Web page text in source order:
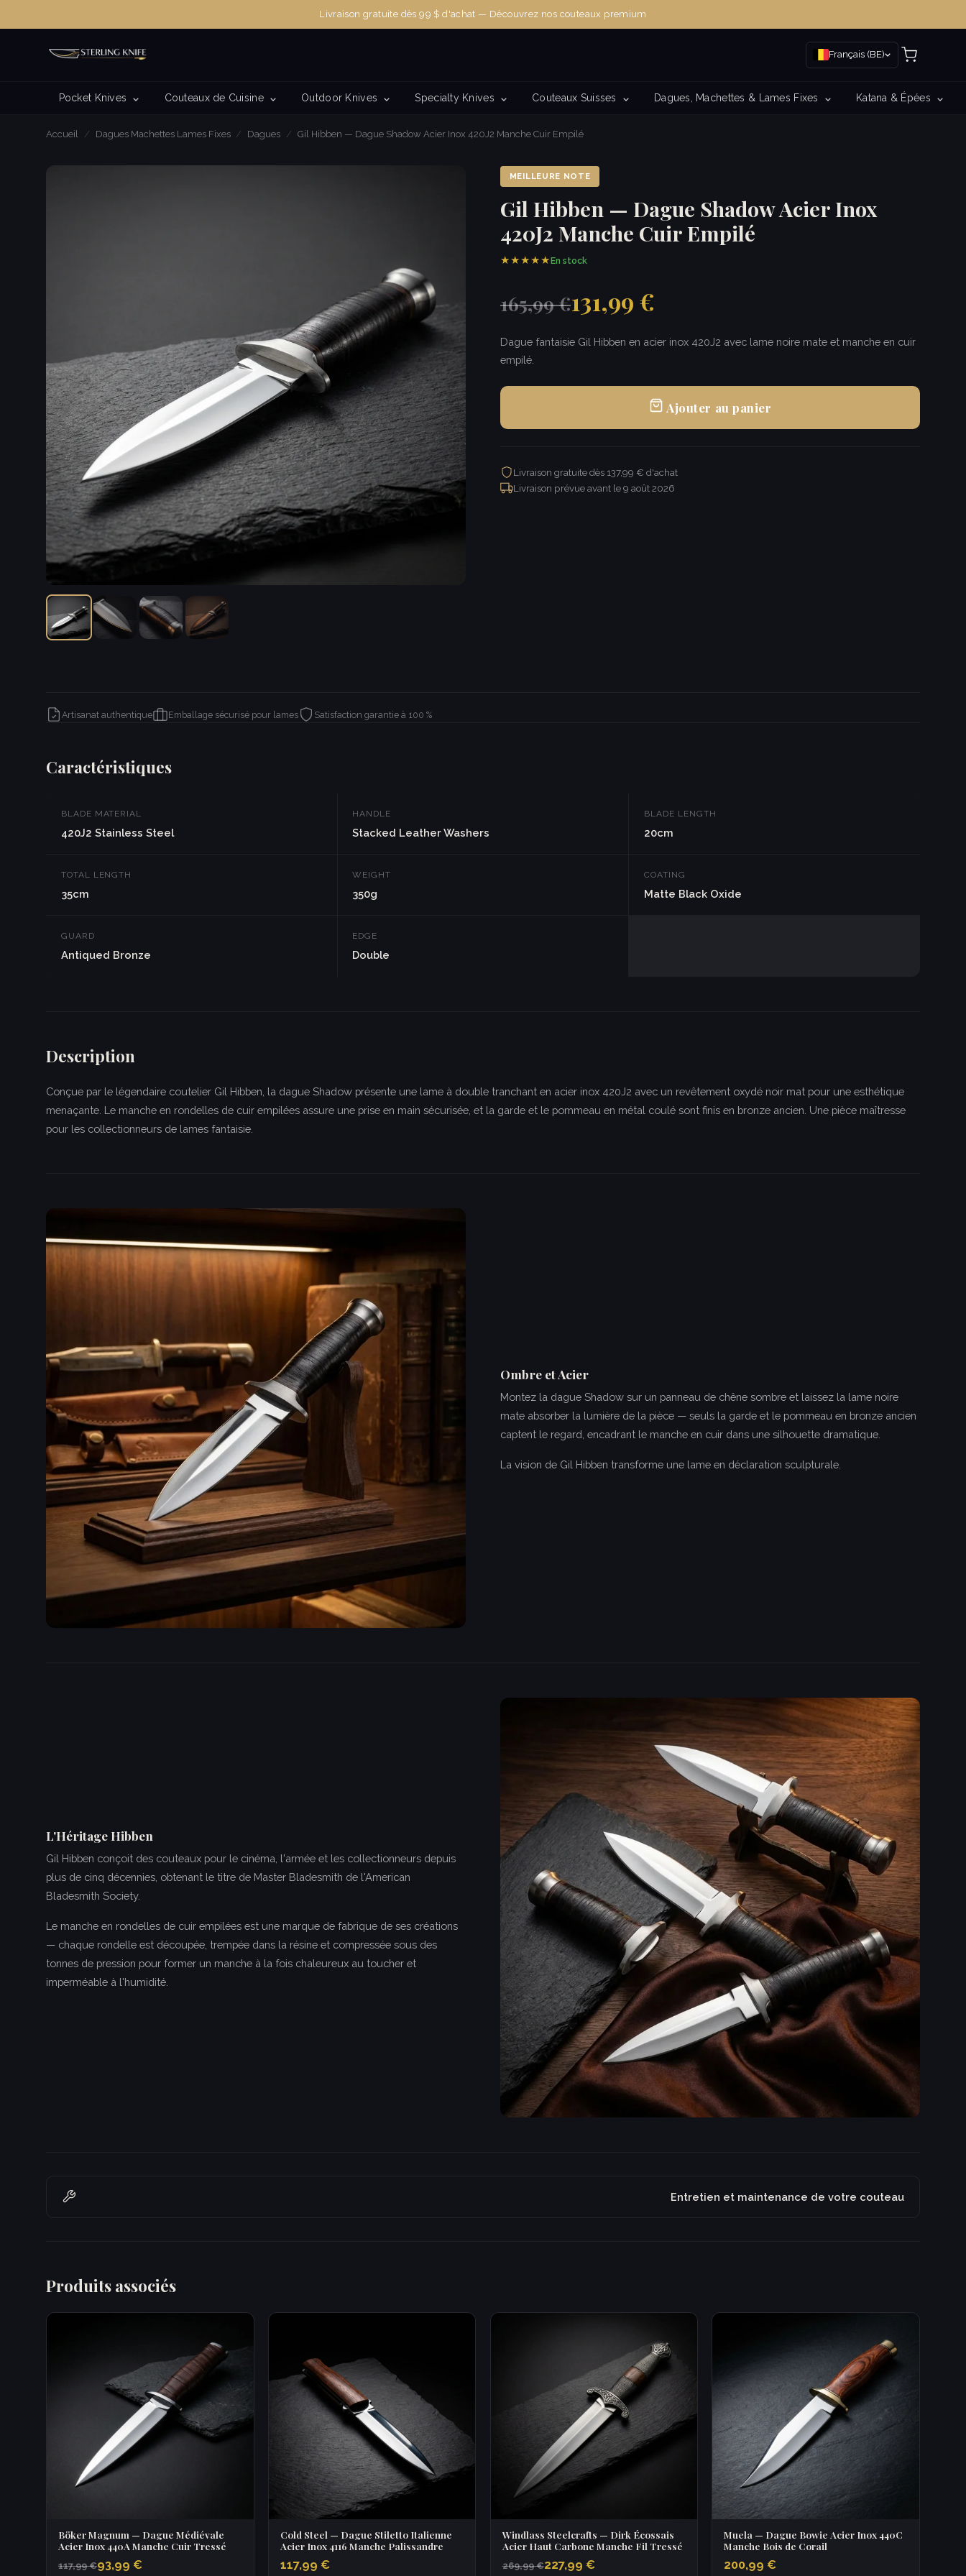
Livraison gratuite dès 99 $ d'achat — Découvrez nos couteaux premium
Français (BE)
Pocket Knives Couteaux de Cuisine Outdoor Knives Specialty Knives Couteaux Suisses Dagues, Machettes & Lames Fixes Katana & Épées
Accueil / Dagues Machettes Lames Fixes / Dagues / Gil Hibben — Dague Shadow Acier Inox 420J2 Manche Cuir Empilé
MEILLEURE NOTE
Gil Hibben — Dague Shadow Acier Inox
420J2 Manche Cuir Empilé
★★★★★En stock
165,99 €131,99 €
Dague fantaisie Gil Hibben en acier inox 420J2 avec lame noire mate et manche en cuir
empilé.
Ajouter au panier
Livraison gratuite dès 137,99 € d'achat
Livraison prévue avant le9 août 2026
Artisanat authentique Emballage sécurisé pour lames Satisfaction garantie à 100 %
Caractéristiques
BLADE MATERIAL
420J2 Stainless Steel
HANDLE
Stacked Leather Washers
BLADE LENGTH
20cm
TOTAL LENGTH
35cm
WEIGHT
350g
COATING
Matte Black Oxide
GUARD
Antiqued Bronze
EDGE
Double
Description
Conçue par le légendaire coutelier Gil Hibben, la dague Shadow présente une lame à double tranchant en acier inox 420J2 avec un revêtement oxydé noir mat pour une esthétique
menaçante. Le manche en rondelles de cuir empilées assure une prise en main sécurisée, et la garde et le pommeau en métal coulé sont finis en bronze ancien. Une pièce maîtresse
pour les collectionneurs de lames fantaisie.
Ombre et Acier
Montez la dague Shadow sur un panneau de chêne sombre et laissez la lame noire
mate absorber la lumière de la pièce — seuls la garde et le pommeau en bronze ancien
captent le regard, encadrant le manche en cuir dans une silhouette dramatique.
La vision de Gil Hibben transforme une lame en déclaration sculpturale.
L'Héritage Hibben
Gil Hibben conçoit des couteaux pour le cinéma, l'armée et les collectionneurs depuis
plus de cinq décennies, obtenant le titre de Master Bladesmith de l'American
Bladesmith Society.
Le manche en rondelles de cuir empilées est une marque de fabrique de ses créations
— chaque rondelle est découpée, trempée dans la résine et compressée sous des
tonnes de pression pour former un manche à la fois chaleureux au toucher et
imperméable à l'humidité.
Entretien et maintenance de votre couteau
Produits associés
Böker Magnum — Dague Médiévale
Acier Inox 440A Manche Cuir Tressé
117,99 €93,99 €
Cold Steel — Dague Stiletto Italienne
Acier Inox 4116 Manche Palissandre
117,99 €
Windlass Steelcrafts — Dirk Écossais
Acier Haut Carbone Manche Fil Tressé
269,99 €227,99 €
Muela — Dague Bowie Acier Inox 440C
Manche Bois de Corail
200,99 €